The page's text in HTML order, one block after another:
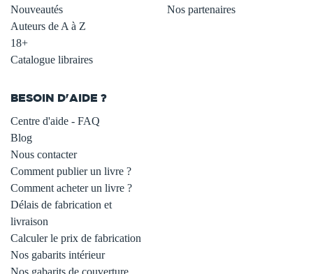
Nouveautés
Auteurs de A à Z
18+
Catalogue libraires
Nos partenaires
BESOIN D'AIDE ?
Centre d'aide - FAQ
Blog
Nous contacter
Comment publier un livre ?
Comment acheter un livre ?
Délais de fabrication et
livraison
Calculer le prix de fabrication
Nos gabarits intérieur